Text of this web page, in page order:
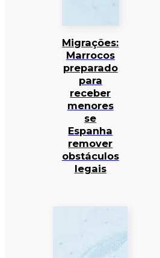
Migrações:
Marrocos
preparado
para
receber
menores
se
Espanha
remover
obstáculos
legais